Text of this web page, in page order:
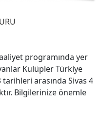
programında yer
Kulüpler Türkiye
tarihleri arasında Sivas 4
Bilgilerinize önemle